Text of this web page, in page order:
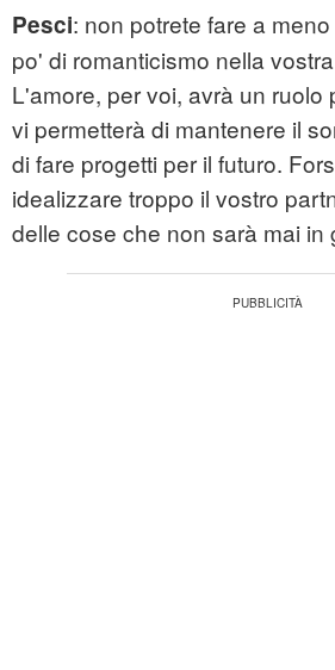
Pesci: non potrete fare a
po' di romanticismo nella
L'amore, per voi, avrà un ruolo
vi permetterà di mantenere il
di fare progetti per il futuro.
idealizzare troppo il vostro
delle cose che non sarà mai in